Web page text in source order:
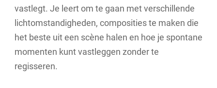
vastlegt. Je leert om te gaan met verschillende
lichtomstandigheden, composities te maken die
het beste uit een scène halen en hoe je spontane
momenten kunt vastleggen zonder te
regisseren.